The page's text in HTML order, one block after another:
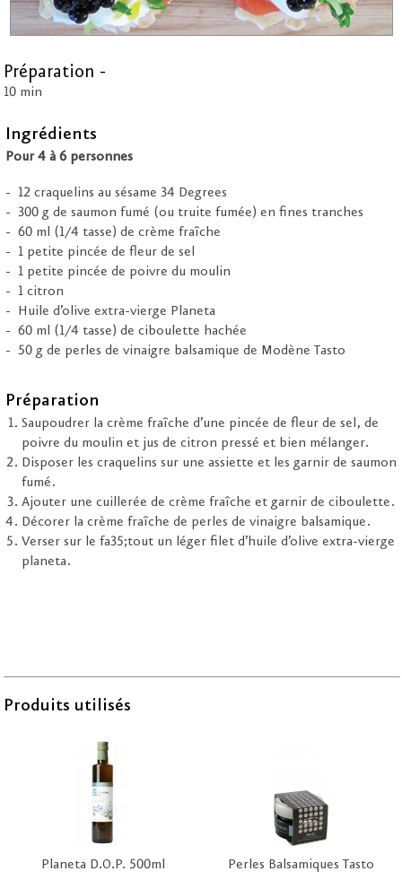
Préparation -
10 min
Ingrédients
Pour 4 à 6 personnes
12 craquelins au sésame 34 Degrees
300 g de saumon fumé (ou truite fumée) en fines tranches
60 ml (1/4 tasse) de crème fraîche
1 petite pincée de fleur de sel
1 petite pincée de poivre du moulin
1 citron
Huile d’olive extra-vierge Planeta
60 ml (1/4 tasse) de ciboulette hachée
50 g de perles de vinaigre balsamique de Modène Tasto
Préparation
Saupoudrer la crème fraîche d’une pincée de fleur de sel, de
poivre du moulin et jus de citron pressé et bien mélanger.
Disposer les craquelins sur une assiette et les garnir de saumon
fumé.
Ajouter une cuillerée de crème fraîche et garnir de ciboulette.
Décorer la crème fraîche de perles de vinaigre balsamique.
Verser sur le fa35;tout un léger filet d’huile d’olive extra-vierge
planeta.
Produits utilisés
Planeta D.O.P. 500ml Perles Balsamiques Tasto